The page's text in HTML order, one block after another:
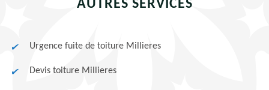
AUTRES SERVICES
Urgence fuite de toiture Millieres
Devis toiture Millieres